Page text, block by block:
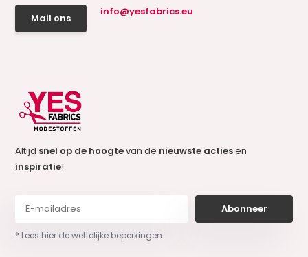
Mail ons
info@yesfabrics.eu
Altijd snel op de hoogtevan de nieuwste actiesen
inspiratie!
Abonneer
* Lees hier de wettelijke beperkingen